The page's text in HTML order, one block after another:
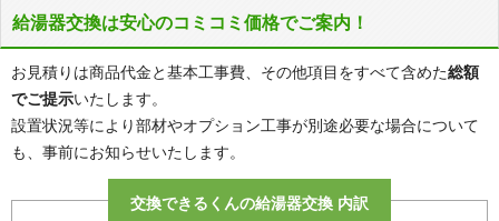
（岡市）、河内（岡ノ原町）、河内（川瀬）、河内（下
松セントシティ）、河内（久保）、河内（久保市）、河
和通り）、河内（城山台）、河内（素通り）、河内
（谷）、河内（つつじケ丘）、河内（出合）、河内（殿
ケ浴）、河内（中戸原）、河内（成川）、河内（二ノ
瀬）、河内（葉山）、河内（日ノ出町）、河内（吉
栄町、桜町、潮音町、昭和町、新川、末武上、末武上
給湯器交換は安心のコミコミ価格でご案内！
お見積りは商品代金と基本工事費、その他項目をすべて含めた総額
でご提示いたします。
設置状況等により部材やオプション工事が別途必要な場合について
も、事前にお知らせいたします。
交換できるくんの給湯器交換 内訳